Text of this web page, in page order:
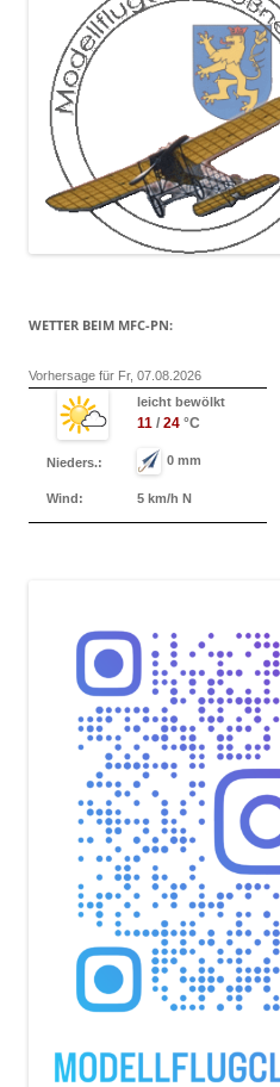
WETTER BEIM MFC-PN:
Vorhersage für Fr, 07.08.2026
leicht bewölkt
11 / 24 °C
Nieders.: 0 mm
Wind: 5 km/h N